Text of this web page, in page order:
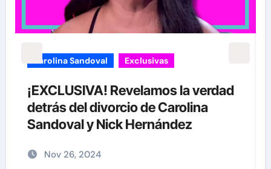
carolina Sandoval Exclusivas
¡EXCLUSIVA! Revelamos la verdad
detrás del divorcio de Carolina
Sandoval y Nick Hernández
Nov 26, 2024